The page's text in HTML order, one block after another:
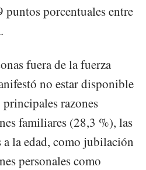
porcentuales entre
fuera de la fuerza
no estar disponible
razones
familiares (28,3 %), las
la edad, como jubilación
personales como